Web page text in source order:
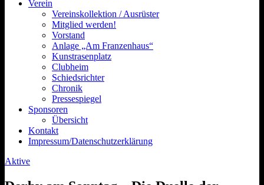
Verein
Vereinskollektion / Ausrüster
Mitglied werden!
Vorstand
Anlage „Am Franzenhaus“
Kunstrasenplatz
Clubheim
Schiedsrichter
Chronik
Pressespiegel
Sponsoren
Übersicht
Kontakt
Impressum/Datenschutzerklärung
Aktive